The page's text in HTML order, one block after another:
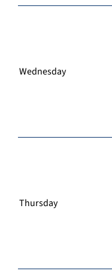
Wednesday
Thursday